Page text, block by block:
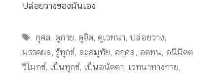
ปล่อยวางของมันเอง
Tags
กุศล, ดูกาย, ดูจิต, ดูเวทนา, ปล่อยวาง,
มรรคผล, รู้ทุกข์, ละสมุทัย, อกุศล, อดทน, อนิมิตต
วิโมกข์, เป็นทุกข์, เป็นอนัตตา, เวทนาทางกาย,